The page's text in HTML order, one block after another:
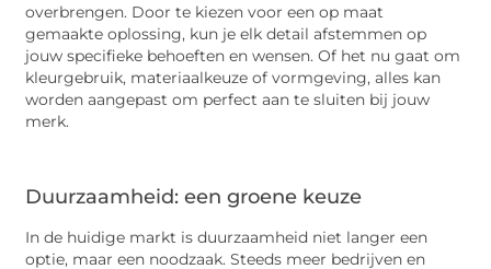
overbrengen. Door te kiezen voor een op maat
gemaakte oplossing, kun je elk detail afstemmen op
jouw specifieke behoeften en wensen. Of het nu gaat om
kleurgebruik, materiaalkeuze of vormgeving, alles kan
worden aangepast om perfect aan te sluiten bij jouw
merk.
Duurzaamheid: een groene keuze
In de huidige markt is duurzaamheid niet langer een
optie, maar een noodzaak. Steeds meer bedrijven en